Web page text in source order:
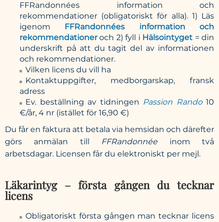
FFRandonnées information och
rekommendationer (obligatoriskt för alla). 1) Läs
igenom FFRandonnées information och
rekommendationeroch 2) fyll i Hälsointyget = din
underskrift på att du tagit del av informationen
och rekommendationer.
Vilken licens du vill ha
Kontaktuppgifter, medborgarskap, fransk
adress
Ev. beställning av tidningen Passion Rando 10
€/år, 4 nr (istället för 16,90 €)
Du får en faktura att betala via hemsidan och därefter
görs anmälan till FFRandonnéeinom två
arbetsdagar. Licensen får du elektroniskt per mejl.
Läkarintyg – första gången du tecknar
licens
Obligatoriskt första gången man tecknar licens